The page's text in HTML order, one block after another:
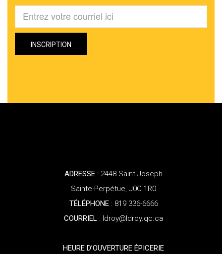
ADRESSE : 2448 Saint-Joseph
Sainte-Perpétue, J0C 1R0
TÉLÉPHONE: 819 336-6666
COURRIEL : ldroy@ldroy.qc.ca
HEURE D’OUVERTURE ÉPICERIE